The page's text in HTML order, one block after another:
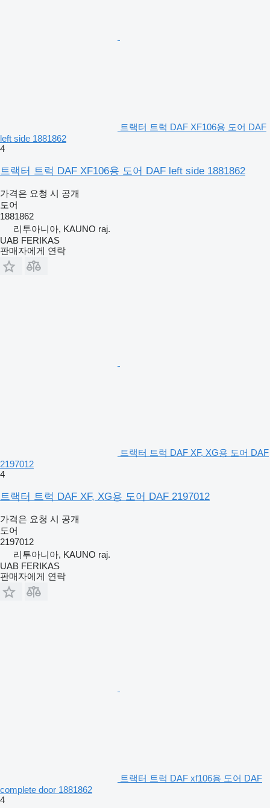
트랙터 트럭 DAF XF106용 도어 DAF
left side 1881862
4
트랙터 트럭 DAF XF106용 도어 DAF left side 1881862
가격은 요청 시 공개
도어
1881862
리투아니아, KAUNO raj.
UAB FERIKAS
판매자에게 연락
트랙터 트럭 DAF XF, XG용 도어 DAF
2197012
4
트랙터 트럭 DAF XF, XG용 도어 DAF 2197012
가격은 요청 시 공개
도어
2197012
리투아니아, KAUNO raj.
UAB FERIKAS
판매자에게 연락
트랙터 트럭 DAF xf106용 도어 DAF
complete door 1881862
4